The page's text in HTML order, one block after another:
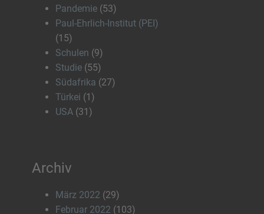
Pandemie (53)
Paul-Ehrlich-Institut (PEI)
(15)
Schulen (9)
Studie (55)
Südafrika (27)
Türkei (1)
USA (31)
Archiv
März 2022 (29)
Februar 2022 (103)